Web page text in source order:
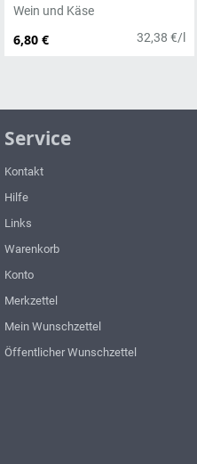
6,80 € 32,38 €/l
Wein und Käse
Service
Kontakt
Hilfe
Links
Warenkorb
Konto
Merkzettel
Mein Wunschzettel
Öffentlicher Wunschzettel